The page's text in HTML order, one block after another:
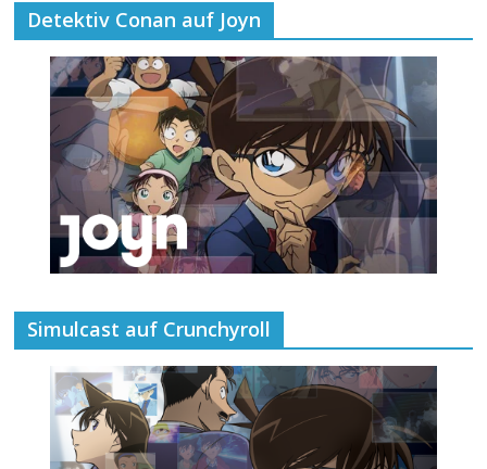
Detektiv Conan auf Joyn
Simulcast auf Crunchyroll